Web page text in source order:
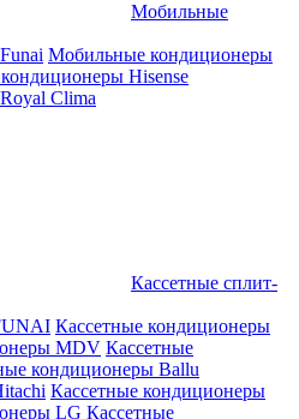
Мобильные
Мобильные кондиционеры
Hisense
Clima
Кассетные сплит-
Кассетные кондиционеры
MDV Кассетные
кондиционеры Ballu
Кассетные кондиционеры
LG Кассетные